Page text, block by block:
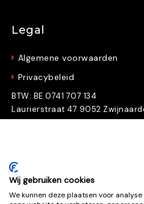
Legal
Algemene voorwaarden
Privacybeleid
BTW: BE 0741 707 134
Laurierstraat 47 9052
Download nu gratis e-books en
Wij gebruiken cookies
We kunnen deze plaatsen voor